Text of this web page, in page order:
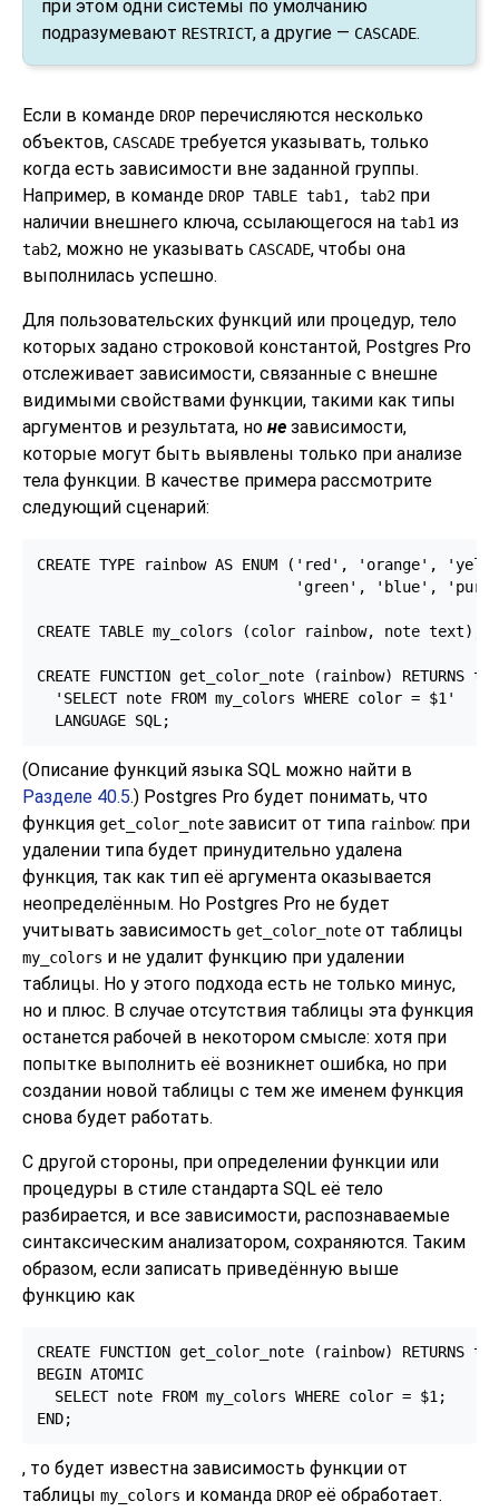
при этом одни системы по умолчанию
подразумевают RESTRICT, а другие — CASCADE.
Если в команде DROP перечисляются несколько
объектов, CASCADE требуется указывать, только
когда есть зависимости вне заданной группы.
Например, в команде DROP TABLE tab1, tab2 при
наличии внешнего ключа, ссылающегося на tab1 из
tab2, можно не указывать CASCADE, чтобы она
выполнилась успешно.
Для пользовательских функций или процедур, тело
которых задано строковой константой, Postgres Pro
отслеживает зависимости, связанные с внешне
видимыми свойствами функции, такими как типы
аргументов и результата, но не зависимости,
которые могут быть выявлены только при анализе
тела функции. В качестве примера рассмотрите
следующий сценарий:
CREATE TYPE rainbow AS ENUM ('red', 'orange',
'green', 'blue',
CREATE TABLE my_colors (color rainbow, note text);
CREATE FUNCTION get_color_note (rainbow) RETURNS
  'SELECT note FROM my_colors WHERE color = $1'
  LANGUAGE SQL;
(Описание функций языка SQL можно найти в
Разделе 40.5.) Postgres Pro будет понимать, что
функция get_color_note зависит от типа rainbow: при
удалении типа будет принудительно удалена
функция, так как тип её аргумента оказывается
неопределённым. Но Postgres Pro не будет
учитывать зависимость get_color_note от таблицы
my_colors и не удалит функцию при удалении
таблицы. Но у этого подхода есть не только минус,
но и плюс. В случае отсутствия таблицы эта функция
останется рабочей в некотором смысле: хотя при
попытке выполнить её возникнет ошибка, но при
создании новой таблицы с тем же именем функция
снова будет работать.
С другой стороны, при определении функции или
процедуры в стиле стандарта SQL её тело
разбирается, и все зависимости, распознаваемые
синтаксическим анализатором, сохраняются. Таким
образом, если записать приведённую выше
функцию как
CREATE FUNCTION get_color_note (rainbow) RETURNS
BEGIN ATOMIC
  SELECT note FROM my_colors WHERE color = $1;
END;
, то будет известна зависимость функции от
таблицы my_colors и команда DROP её обработает.